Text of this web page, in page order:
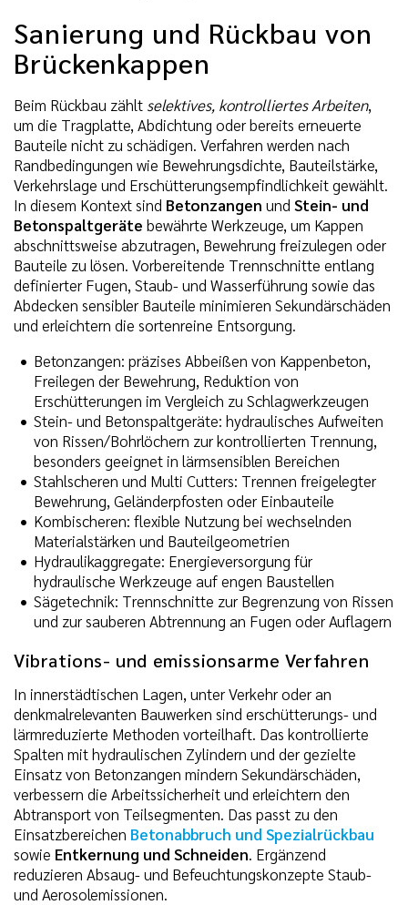
Sanierung und Rückbau von
Brückenkappen
Beim Rückbau zählt selektives, kontrolliertes Arbeiten,
um die Tragplatte, Abdichtung oder bereits erneuerte
Bauteile nicht zu schädigen. Verfahren werden nach
Randbedingungen wie Bewehrungsdichte, Bauteilstärke,
Verkehrslage und Erschütterungsempfindlichkeit gewählt.
In diesem Kontext sind Betonzangen und Stein- und
Betonspaltgeräte bewährte Werkzeuge, um Kappen
abschnittsweise abzutragen, Bewehrung freizulegen oder
Bauteile zu lösen. Vorbereitende Trennschnitte entlang
definierter Fugen, Staub- und Wasserführung sowie das
Abdecken sensibler Bauteile minimieren Sekundärschäden
und erleichtern die sortenreine Entsorgung.
Betonzangen: präzises Abbeißen von Kappenbeton,
Freilegen der Bewehrung, Reduktion von
Erschütterungen im Vergleich zu Schlagwerkzeugen
Stein- und Betonspaltgeräte: hydraulisches Aufweiten
von Rissen/Bohrlöchern zur kontrollierten Trennung,
besonders geeignet in lärmsensiblen Bereichen
Stahlscheren und Multi Cutters: Trennen freigelegter
Bewehrung, Geländerpfosten oder Einbauteile
Kombischeren: flexible Nutzung bei wechselnden
Materialstärken und Bauteilgeometrien
Hydraulikaggregate: Energieversorgung für
hydraulische Werkzeuge auf engen Baustellen
Sägetechnik: Trennschnitte zur Begrenzung von Rissen
und zur sauberen Abtrennung an Fugen oder Auflagern
Vibrations- und emissionsarme Verfahren
In innerstädtischen Lagen, unter Verkehr oder an
denkmalrelevanten Bauwerken sind erschütterungs- und
lärmreduzierte Methoden vorteilhaft. Das kontrollierte
Spalten mit hydraulischen Zylindern und der gezielte
Einsatz von Betonzangen mindern Sekundärschäden,
verbessern die Arbeitssicherheit und erleichtern den
Abtransport von Teilsegmenten. Das passt zu den
Einsatzbereichen Betonabbruch und Spezialrückbau
sowie Entkernung und Schneiden. Ergänzend
reduzieren Absaug- und Befeuchtungskonzepte Staub-
und Aerosolemissionen.